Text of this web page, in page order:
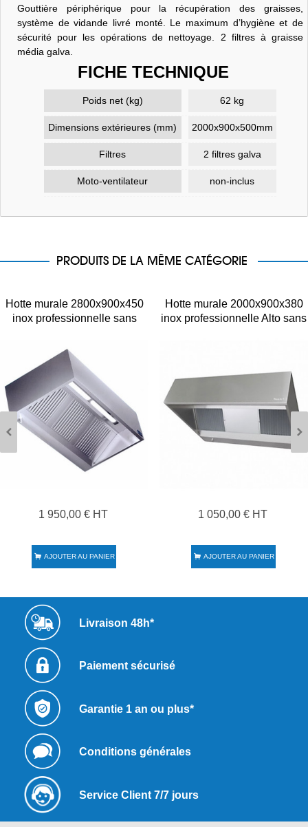
Gouttière périphérique pour la récupération des graisses,
système de vidande livré monté. Le maximum d’hygiène et de
sécurité pour les opérations de nettoyage. 2 filtres à graisse
média galva.
FICHE TECHNIQUE
Poids net (kg) 62 kg
Dimensions extérieures (mm) 2000x900x500mm
Filtres 2 filtres galva
Moto-ventilateur non-inclus
PRODUITS DE LA MÊME CATÉGORIE
Hotte murale 2800x900x450
inox professionnelle sans
1 950,00 € HT
AJOUTER AU PANIER
Hotte murale 2000x900x380
inox professionnelle Alto sans
1 050,00 € HT
AJOUTER AU PANIER
Livraison 48h*
Paiement sécurisé
Garantie 1 an ou plus*
Conditions générales
Service Client 7/7 jours